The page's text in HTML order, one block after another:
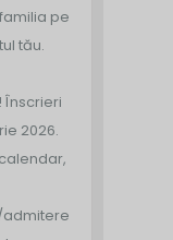
pe
tău.
Înscrieri
2026.